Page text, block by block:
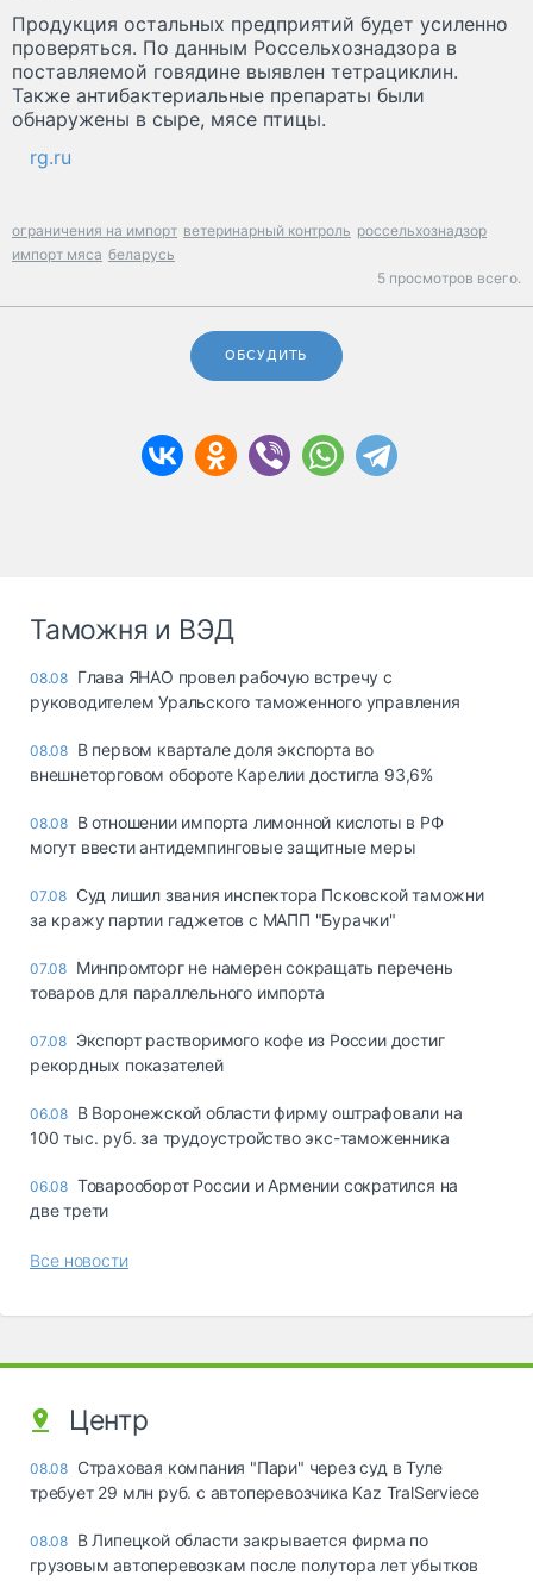
Продукция остальных предприятий будет усиленно
проверяться. По данным Россельхознадзора в
поставляемой говядине выявлен тетрациклин.
Также антибактериальные препараты были
обнаружены в сыре, мясе птицы.
rg.ru
ограничения на импорт ветеринарный контроль россельхознадзор
импорт мяса беларусь
5 просмотров всего.
ОБСУДИТЬ
Таможня и ВЭД
08.08 Глава ЯНАО провел рабочую встречу с
руководителем Уральского таможенного управления
08.08 В первом квартале доля экспорта во
внешнеторговом обороте Карелии достигла 93,6%
08.08 В отношении импорта лимонной кислоты в РФ
могут ввести антидемпинговые защитные меры
07.08 Суд лишил звания инспектора Псковской таможни
за кражу партии гаджетов с МАПП "Бурачки"
07.08 Минпромторг не намерен сокращать перечень
товаров для параллельного импорта
07.08 Экспорт растворимого кофе из России достиг
рекордных показателей
06.08 В Воронежской области фирму оштрафовали на
100 тыс. руб. за трудоустройство экс-таможенника
06.08 Товарооборот России и Армении сократился на
две трети
Все новости
Центр
08.08 Страховая компания "Пари" через суд в Туле
требует 29 млн руб. с автоперевозчика Kaz TralServiece
08.08 В Липецкой области закрывается фирма по
грузовым автоперевозкам после полутора лет убытков